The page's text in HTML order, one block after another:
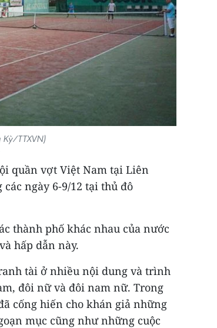
TTXVN)
quần vợt Việt Nam tại Liên
ngày 6-9/12 tại thủ đô
thành phố khác nhau của nước
hấp dẫn này.
tài ở nhiều nội dung và trình
đôi nữ và đôi nam nữ. Trong
cống hiến cho khán giả những
mục cũng như những cuộc